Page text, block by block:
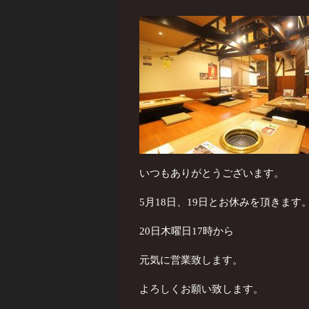
いつもありがとうございます。
5月18日、19日とお休みを頂きます
20日木曜日17時から
元気に営業致します。
よろしくお願い致します。